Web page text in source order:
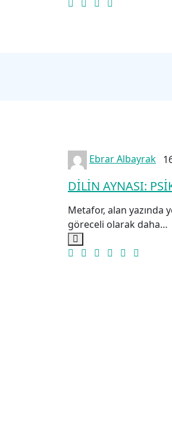
Ebrar Albayrak
DİLİN AYNASI:
Metafor, alan
göreceli olarak daha…